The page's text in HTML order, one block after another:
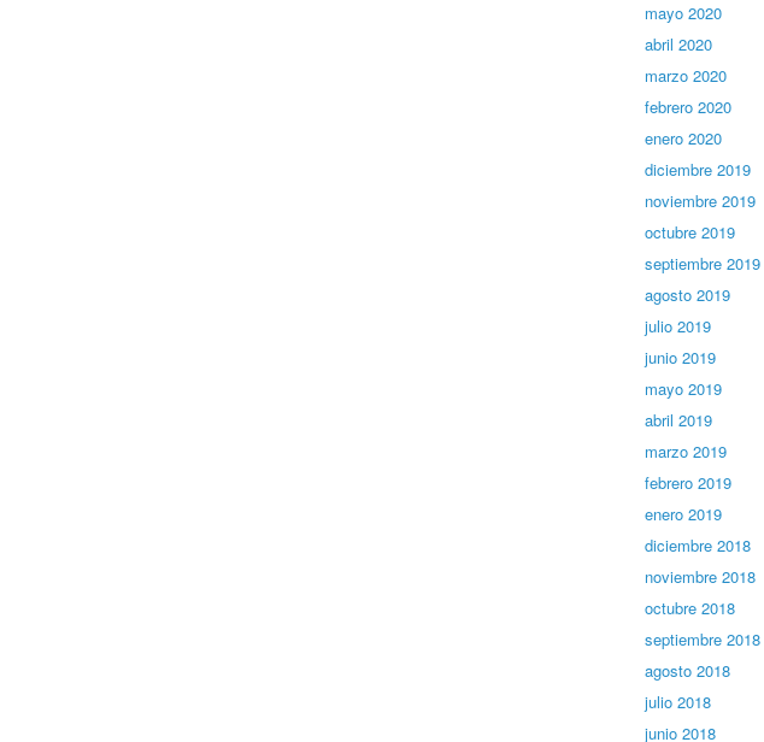
mayo 2020
abril 2020
marzo 2020
febrero 2020
enero 2020
diciembre 2019
noviembre 2019
octubre 2019
septiembre 2019
agosto 2019
julio 2019
junio 2019
mayo 2019
abril 2019
marzo 2019
febrero 2019
enero 2019
diciembre 2018
noviembre 2018
octubre 2018
septiembre 2018
agosto 2018
julio 2018
junio 2018